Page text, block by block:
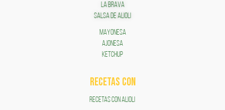
LA BRAVA
SALSA DE ALIOLI
MAYONESA
AJONESA
KETCHUP
RECETAS COn
RECETAS CON ALIOLI